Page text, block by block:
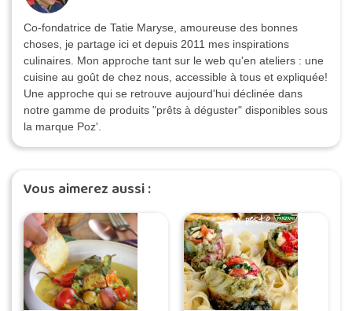
Co-fondatrice de Tatie Maryse, amoureuse des bonnes
choses, je partage ici et depuis 2011 mes inspirations
culinaires. Mon approche tant sur le web qu'en ateliers : une
cuisine au goût de chez nous, accessible à tous et expliquée!
Une approche qui se retrouve aujourd'hui déclinée dans
notre gamme de produits "prêts à déguster" disponibles sous
la marque Poz'.
Vous aimerez aussi :